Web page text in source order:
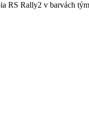
RS Rally2 v barvách